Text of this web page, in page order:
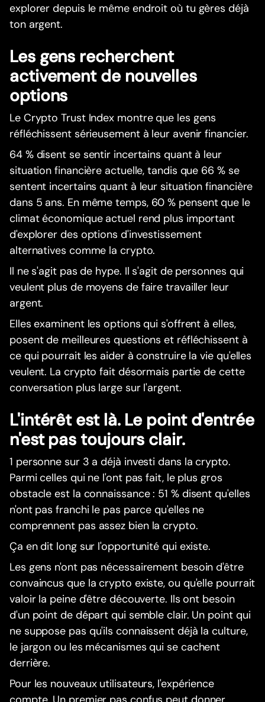
explorer depuis le même endroit où tu gères déjà
ton argent.
Les gens recherchent
activement de nouvelles
options
Le Crypto Trust Index montre que les gens
réfléchissent sérieusement à leur avenir financier.
64 % disent se sentir incertains quant à leur
situation financière actuelle, tandis que 66 % se
sentent incertains quant à leur situation financière
dans 5 ans. En même temps, 60 % pensent que le
climat économique actuel rend plus important
d'explorer des options d'investissement
alternatives comme la crypto.
Il ne s'agit pas de hype. Il s'agit de personnes qui
veulent plus de moyens de faire travailler leur
argent.
Elles examinent les options qui s'offrent à elles,
posent de meilleures questions et réfléchissent à
ce qui pourrait les aider à construire la vie qu'elles
veulent. La crypto fait désormais partie de cette
conversation plus large sur l'argent.
L'intérêt est là. Le point d'entrée
n'est pas toujours clair.
1 personne sur 3 a déjà investi dans la crypto.
Parmi celles qui ne l'ont pas fait, le plus gros
obstacle est la connaissance : 51 % disent qu'elles
n'ont pas franchi le pas parce qu'elles ne
comprennent pas assez bien la crypto.
Ça en dit long sur l'opportunité qui existe.
Les gens n'ont pas nécessairement besoin d'être
convaincus que la crypto existe, ou qu'elle pourrait
valoir la peine d'être découverte. Ils ont besoin
d'un point de départ qui semble clair. Un point qui
ne suppose pas qu'ils connaissent déjà la culture,
le jargon ou les mécanismes qui se cachent
derrière.
Pour les nouveaux utilisateurs, l'expérience